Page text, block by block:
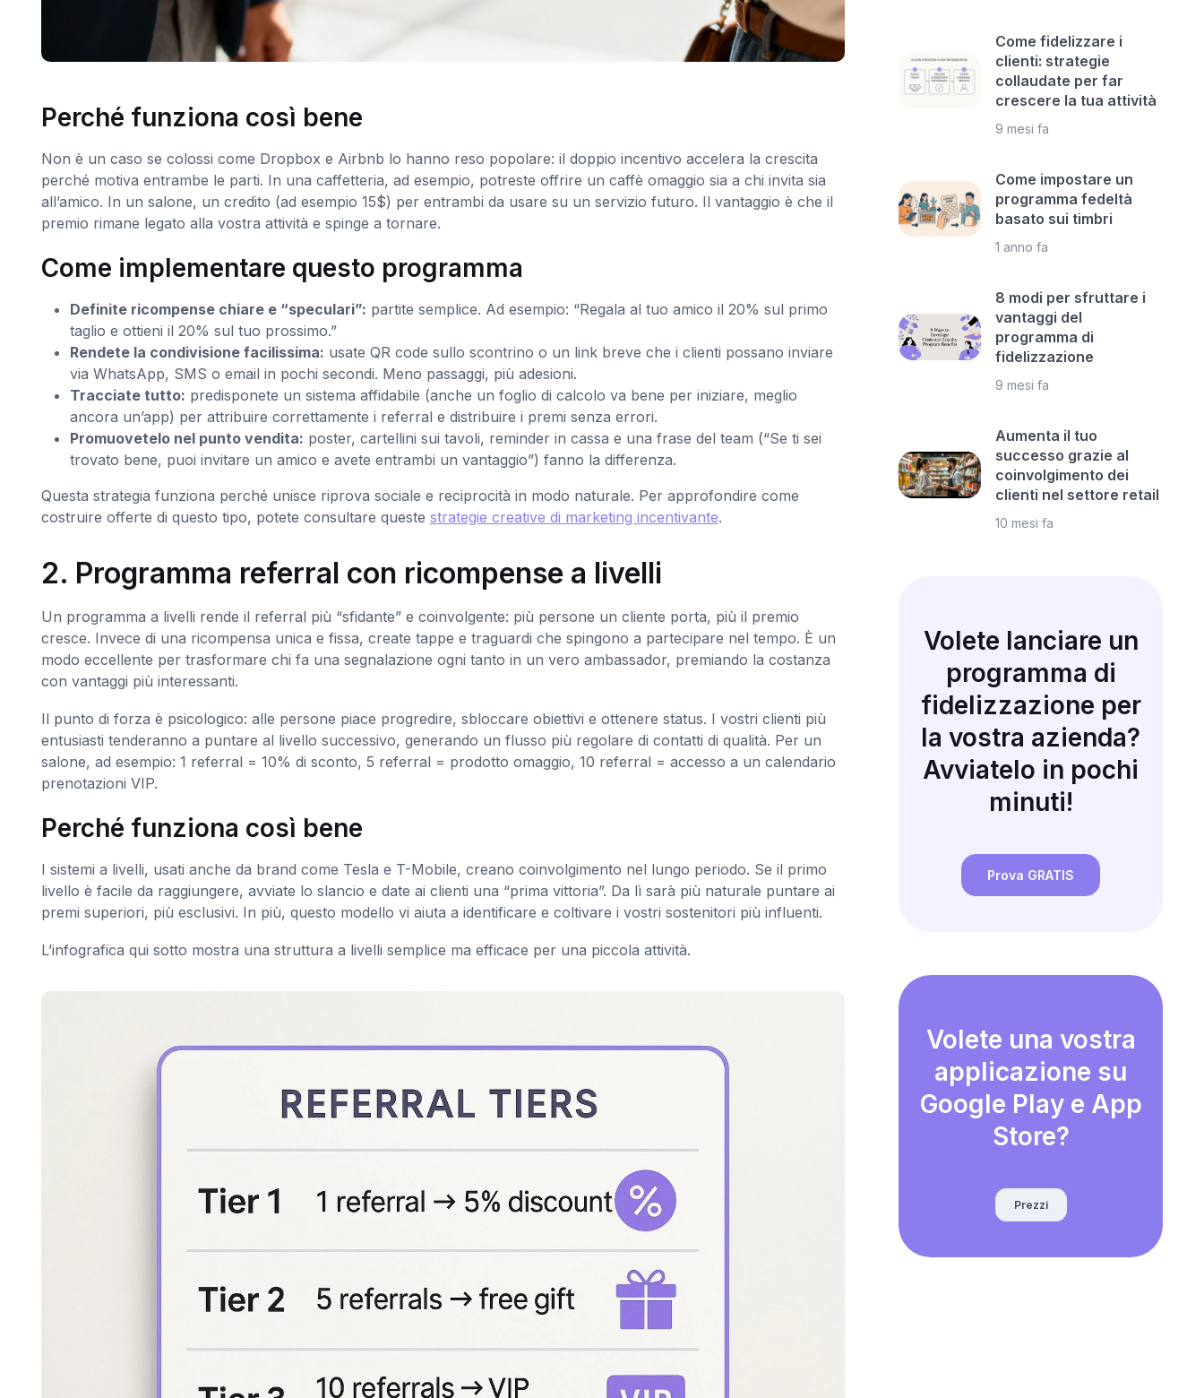
Perché funziona così bene
Non è un caso se colossi come Dropbox e Airbnb lo hanno reso popolare: il doppio incentivo accelera la crescita
perché motiva entrambe le parti. In una caffetteria, ad esempio, potreste offrire un caffè omaggio sia a chi invita sia
all’amico. In un salone, un credito (ad esempio 15$) per entrambi da usare su un servizio futuro. Il vantaggio è che il
premio rimane legato alla vostra attività e spinge a tornare.
Come implementare questo programma
Definite ricompense chiare e “speculari”: partite semplice. Ad esempio: “Regala al tuo amico il 20% sul primo
taglio e ottieni il 20% sul tuo prossimo.”
Rendete la condivisione facilissima: usate QR code sullo scontrino o un link breve che i clienti possano inviare
via WhatsApp, SMS o email in pochi secondi. Meno passaggi, più adesioni.
Tracciate tutto: predisponete un sistema affidabile (anche un foglio di calcolo va bene per iniziare, meglio
ancora un’app) per attribuire correttamente i referral e distribuire i premi senza errori.
Promuovetelo nel punto vendita: poster, cartellini sui tavoli, reminder in cassa e una frase del team (“Se ti sei
trovato bene, puoi invitare un amico e avete entrambi un vantaggio”) fanno la differenza.
Questa strategia funziona perché unisce riprova sociale e reciprocità in modo naturale. Per approfondire come
costruire offerte di questo tipo, potete consultare queste strategie creative di marketing incentivante.
2. Programma referral con ricompense a livelli
Un programma a livelli rende il referral più “sfidante” e coinvolgente: più persone un cliente porta, più il premio
cresce. Invece di una ricompensa unica e fissa, create tappe e traguardi che spingono a partecipare nel tempo. È un
modo eccellente per trasformare chi fa una segnalazione ogni tanto in un vero ambassador, premiando la costanza
con vantaggi più interessanti.
Il punto di forza è psicologico: alle persone piace progredire, sbloccare obiettivi e ottenere status. I vostri clienti più
entusiasti tenderanno a puntare al livello successivo, generando un flusso più regolare di contatti di qualità. Per un
salone, ad esempio: 1 referral = 10% di sconto, 5 referral = prodotto omaggio, 10 referral = accesso a un calendario
prenotazioni VIP.
Perché funziona così bene
I sistemi a livelli, usati anche da brand come Tesla e T-Mobile, creano coinvolgimento nel lungo periodo. Se il primo
livello è facile da raggiungere, avviate lo slancio e date ai clienti una “prima vittoria”. Da lì sarà più naturale puntare ai
premi superiori, più esclusivi. In più, questo modello vi aiuta a identificare e coltivare i vostri sostenitori più influenti.
L’infografica qui sotto mostra una struttura a livelli semplice ma efficace per una piccola attività.
Come fidelizzare i
clienti: strategie
collaudate per far
crescere la tua attività
9 mesi fa
Come impostare un
programma fedeltà
basato sui timbri
1 anno fa
8 modi per sfruttare i
vantaggi del
programma di
fidelizzazione
9 mesi fa
Aumenta il tuo
successo grazie al
coinvolgimento dei
clienti nel settore retail
10 mesi fa
Volete lanciare un
programma di
fidelizzazione per
la vostra azienda?
Avviatelo in pochi
minuti!
Prova GRATIS
Volete una vostra
applicazione su
Google Play e App
Store?
Prezzi